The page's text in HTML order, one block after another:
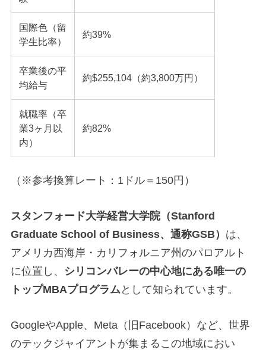
国際色（留
学生比率）
約39%
卒業後の平
均給与
約$255,104（約3,800万円）
就職率（卒
業3ヶ月以
内）
約82%
（※参考換算レート：1ドル＝150円）
スタンフォード大学経営大学院（Stanford
Graduate School of Business、通称GSB） は、
アメリカ西海岸・カリフォルニア州のパロアルト
に位置し、 シリコンバレーの中心地にある唯一の
トップMBAプログラムとして知られています。
GoogleやApple、Meta（旧Facebook）など、世界
のテックジャイアントが集まるこの地域におい